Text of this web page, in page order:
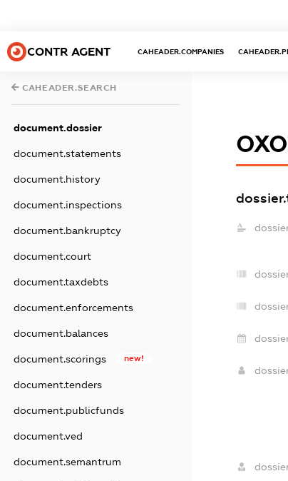
CONTR AGENT CAHEADER.COMPANIES
CAHEADER.SEARCH
document.dossier
document.statements
document.history
document.inspections
document.bankruptcy
document.court
document.taxdebts
document.enforcements
document.balances
document.scorings new!
document.tenders
document.publicfunds
document.ved
document.semantrum